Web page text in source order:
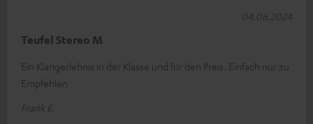
Teufel Stereo M
Ein Klangerlebnis in der Klasse und für den Preis. Einfach nur zu
Empfehlen
Frank E.
04.06.2024